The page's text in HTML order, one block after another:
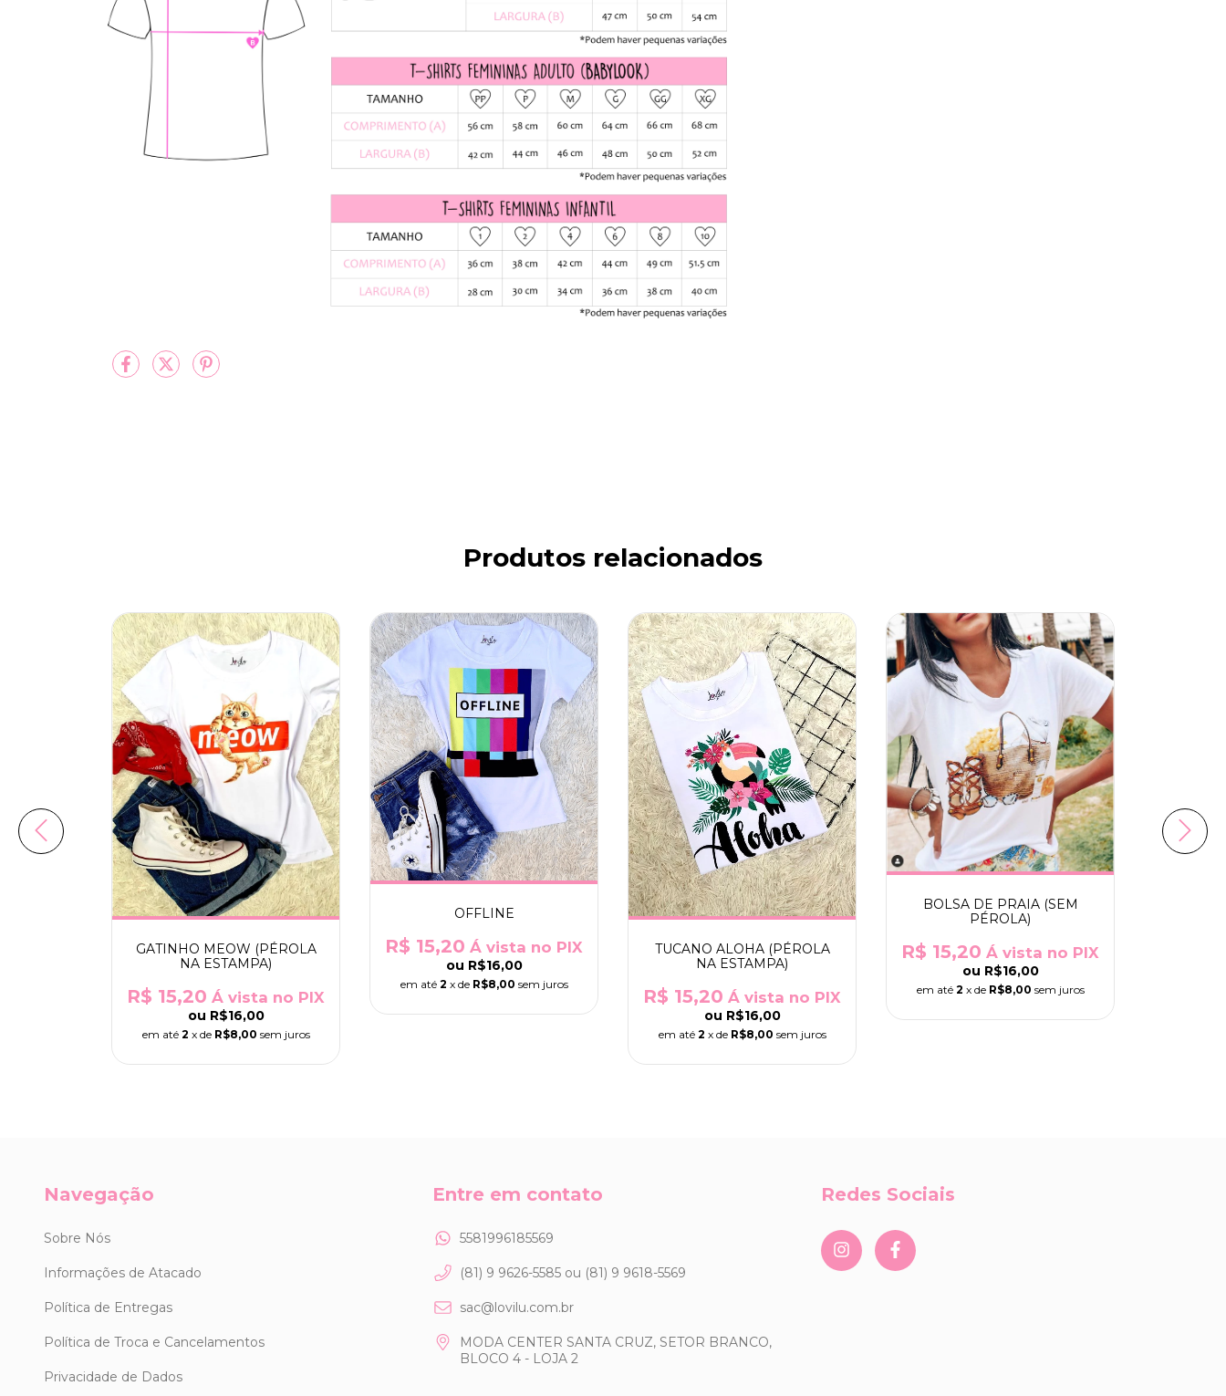
Produtos relacionados
GATINHO MEOW (PÉROLA
NA ESTAMPA)
R$ 15,20 Á vista no PIX
ou R$16,00
em até 2 x de R$8,00 sem juros
OFFLINE
R$ 15,20 Á vista no PIX
ou R$16,00
em até 2 x de R$8,00 sem juros
TUCANO ALOHA (PÉROLA
NA ESTAMPA)
R$ 15,20 Á vista no PIX
ou R$16,00
em até 2 x de R$8,00 sem juros
BOLSA DE PRAIA (SEM
PÉROLA)
R$ 15,20 Á vista no PIX
ou R$16,00
em até 2 x de R$8,00 sem juros
Navegação
Sobre Nós
Informações de Atacado
Política de Entregas
Política de Troca e Cancelamentos
Privacidade de Dados
Entre em contato
5581996185569
(81) 9 9626-5585 ou (81) 9 9618-5569
sac@lovilu.com.br
MODA CENTER SANTA CRUZ, SETOR BRANCO,
BLOCO 4 - LOJA 2
Redes Sociais